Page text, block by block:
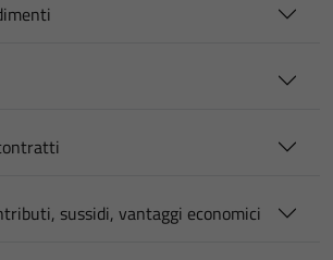
sussidi, vantaggi economici